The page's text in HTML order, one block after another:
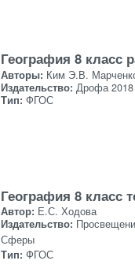
География 8 класс
Авторы: Ким Э.В.
Издательство: Дрофа 2018
Тип: ФГОС
География 8 класс
Автор: Е.С. Ходова
Издательство:
Сферы
Тип: ФГОС